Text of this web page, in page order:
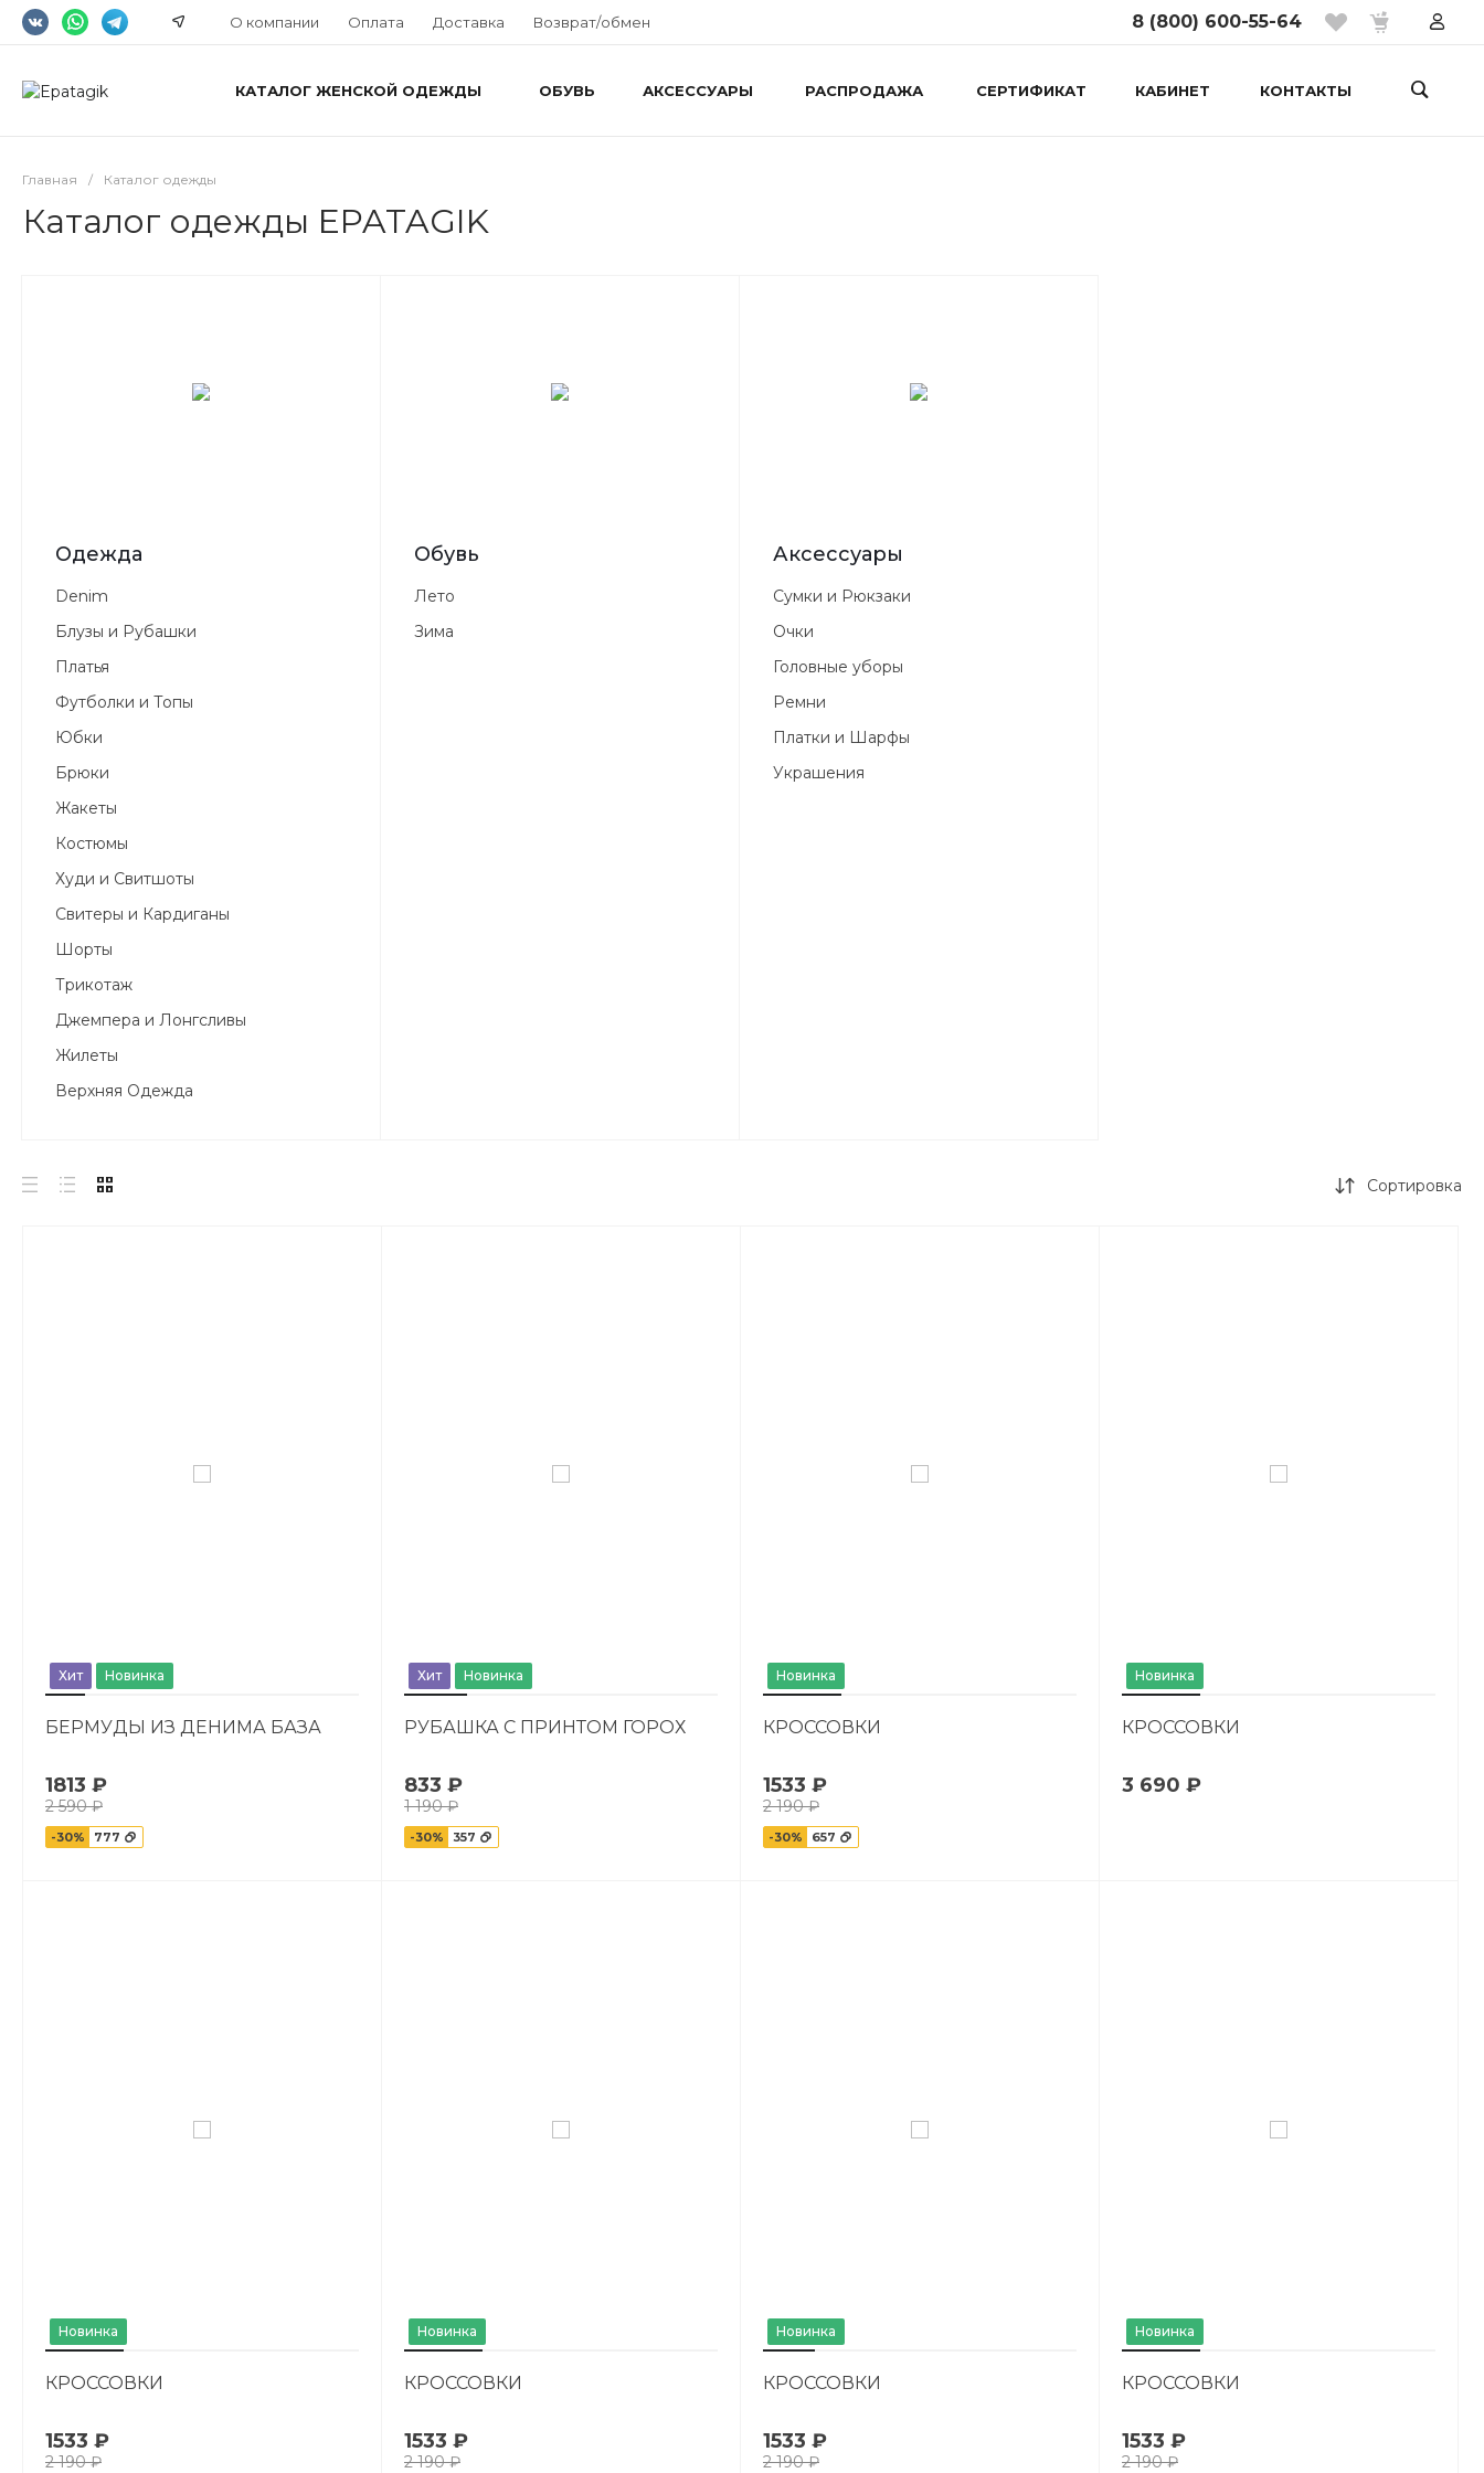
О компании Оплата Доставка Возврат/обмен 8 (800) 600-55-64
КАТАЛОГ ЖЕНСКОЙ ОДЕЖДЫ ОБУВЬ АКСЕССУАРЫ РАСПРОДАЖА СЕРТИФИКАТ КАБИНЕТ КОНТАКТЫ
Главная / Каталог одежды
Каталог одежды EPATAGIK
Одежда
Denim
Блузы и Рубашки
Платья
Футболки и Топы
Юбки
Брюки
Жакеты
Костюмы
Худи и Свитшоты
Свитеры и Кардиганы
Шорты
Трикотаж
Джемпера и Лонгсливы
Жилеты
Верхняя Одежда
Обувь
Лето
Зима
Аксессуары
Сумки и Рюкзаки
Очки
Головные уборы
Ремни
Платки и Шарфы
Украшения
Сортировка
Хит Новинка
БЕРМУДЫ ИЗ ДЕНИМА БАЗА
1813 ₽
2 590 ₽
-30% 777
Хит Новинка
РУБАШКА С ПРИНТОМ ГОРОХ
833 ₽
1 190 ₽
-30% 357
Новинка
КРОССОВКИ
1533 ₽
2 190 ₽
-30% 657
Новинка
КРОССОВКИ
3 690 ₽
Новинка
КРОССОВКИ
1533 ₽
2 190 ₽
Новинка
КРОССОВКИ
1533 ₽
2 190 ₽
Новинка
КРОССОВКИ
1533 ₽
2 190 ₽
Новинка
КРОССОВКИ
1533 ₽
2 190 ₽